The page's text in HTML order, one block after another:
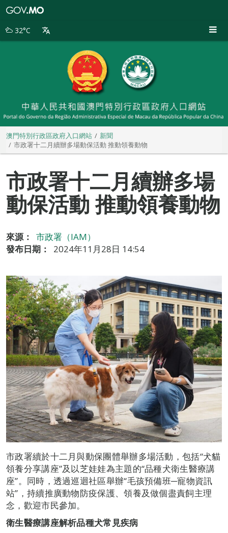
別
32°C
澳門特別行政區政府入口網站
新聞
市政署十二月續辦多場動保活動 推動領養動物
市政署十二月續辦多場
動保活動 推動領養動物
來源：
市政署（IAM）
發布日期：
2024年11月28日 14:54
市政署續於十二月與動保團體舉辦多場活動，包括“犬貓
領養分享講座”及以芝娃娃為主題的“品種犬衛生醫療講
座”。同時，透過巡迴社區舉辦“毛孩預備班─寵物資訊
站”，持續推廣動物防疫保護、領養及做個盡責飼主理
念，歡迎市民參加。
衛生醫療講座解析品種犬常見疾病